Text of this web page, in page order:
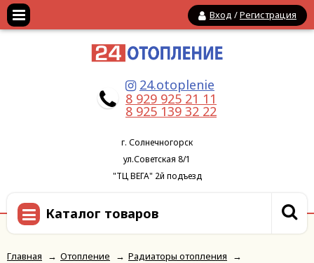
Вход /Регистрация
24.otoplenie
8 929 925 21 11
8 925 139 32 22
г. Солнечногорск
ул.Советская 8/1
"ТЦ ВЕГА" 2й подъезд
Каталог товаров
Главная → Отопление → Радиаторы отопления
→